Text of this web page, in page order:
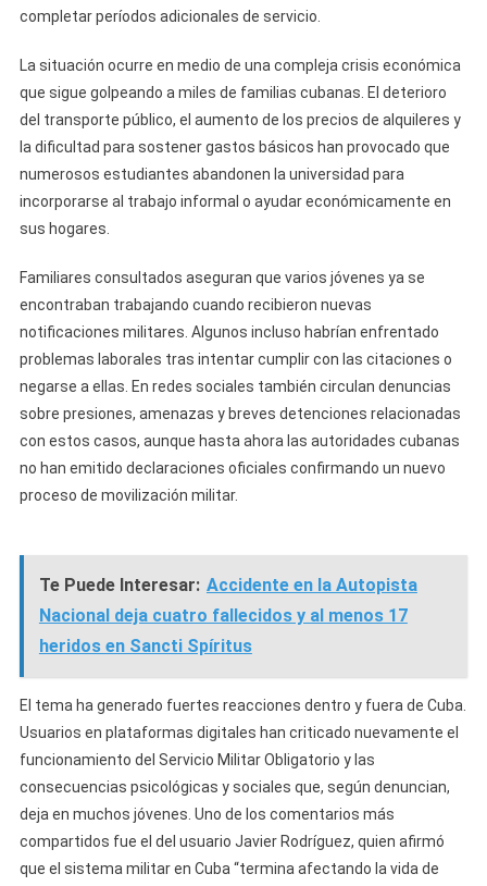
completar períodos adicionales de servicio.
La situación ocurre en medio de una compleja crisis económica
que sigue golpeando a miles de familias cubanas. El deterioro
del transporte público, el aumento de los precios de alquileres y
la dificultad para sostener gastos básicos han provocado que
numerosos estudiantes abandonen la universidad para
incorporarse al trabajo informal o ayudar económicamente en
sus hogares.
Familiares consultados aseguran que varios jóvenes ya se
encontraban trabajando cuando recibieron nuevas
notificaciones militares. Algunos incluso habrían enfrentado
problemas laborales tras intentar cumplir con las citaciones o
negarse a ellas. En redes sociales también circulan denuncias
sobre presiones, amenazas y breves detenciones relacionadas
con estos casos, aunque hasta ahora las autoridades cubanas
no han emitido declaraciones oficiales confirmando un nuevo
proceso de movilización militar.
Te Puede Interesar: Accidente en la Autopista
Nacional deja cuatro fallecidos y al menos 17
heridos en Sancti Spíritus
El tema ha generado fuertes reacciones dentro y fuera de Cuba.
Usuarios en plataformas digitales han criticado nuevamente el
funcionamiento del Servicio Militar Obligatorio y las
consecuencias psicológicas y sociales que, según denuncian,
deja en muchos jóvenes. Uno de los comentarios más
compartidos fue el del usuario Javier Rodríguez, quien afirmó
que el sistema militar en Cuba “termina afectando la vida de